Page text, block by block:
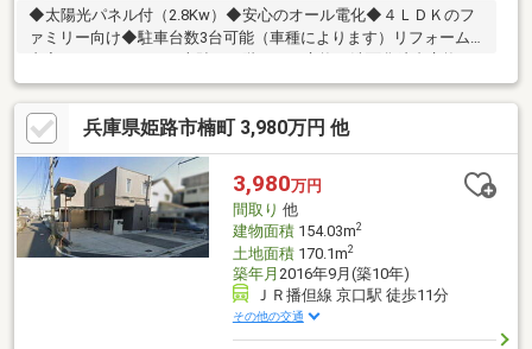
◆太陽光パネル付（2.8Kw）◆安心のオール電化◆４ＬＤＫのフ
ァミリー向け◆駐車台数3台可能（車種によります）リフォーム
クロス貼替（玄関 階段 2階廊下 1階トイレ 洗面室）和室
（襖片面貼替 障子貼替 畳風マット新設） コンセントパネル
交換 ハウスクリーニング 外壁・カーポート高圧洗浄 駐車台
数は車種によります。※敷地電柱あり（敷地利用料3年に1回4500
円/3年毎）
兵庫県姫路市楠町 3,980万円 他
3,980万円
間取り 他
建物面積154.03m2
土地面積170.1m2
築年月 2016年9月(築10年)
ＪＲ播但線 京口駅 徒歩11分
その他の交通